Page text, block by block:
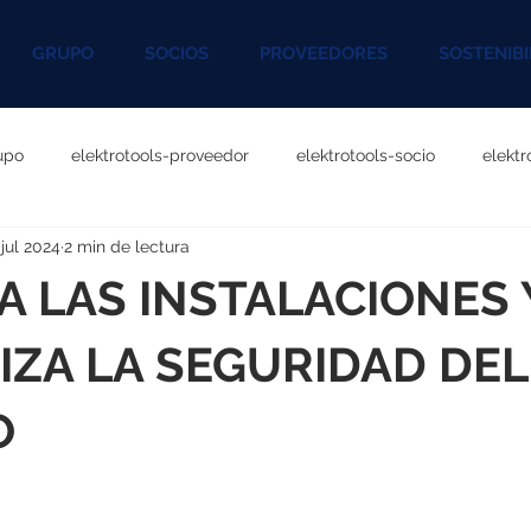
GRUPO SOCIOS PROVEEDORES
elektrotools-proveedor elektrotools-socio
P060000 elektrotools-P027000
P096000 elektrotools-P041000 elektrotools-
P046000
LAS INSTALACIONES
LA SEGURIDAD DEL
2024 2 min de lectura